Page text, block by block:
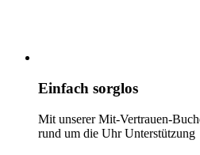
Einfach sorglos
Mit unserer Mit-Vertrauen-
rund um die Uhr Unterstützung